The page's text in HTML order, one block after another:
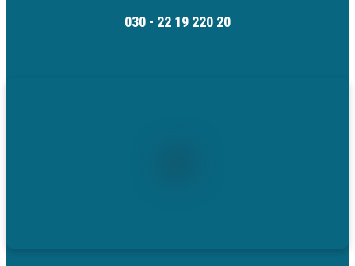
030 - 22 19 220 20